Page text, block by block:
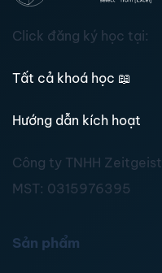
Click đăng ký học tại:
Tất cả khoá học 📖
Hướng dẫn kích hoạt
Công ty TNHH Zeitgeist
MST: 0315976395
Sản phẩm